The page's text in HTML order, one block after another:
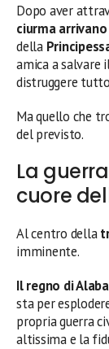
Dopo aver
ciurma
della
amica a salvare
distruggere
Ma quello che
del previsto.
La
cuore
Al centro della
imminente.
Il regno di
sta per
propria guerra
altissima e la